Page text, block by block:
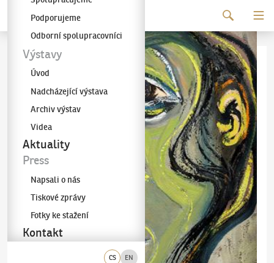
Galerie KODL
CS EN
Podporujeme
Odborní spolupracovníci
Výstavy
Úvod
Nadcházející výstava
Archiv výstav
Videa
Aktuality
Press
Napsali o nás
Tiskové zprávy
Fotky ke stažení
Kontakt